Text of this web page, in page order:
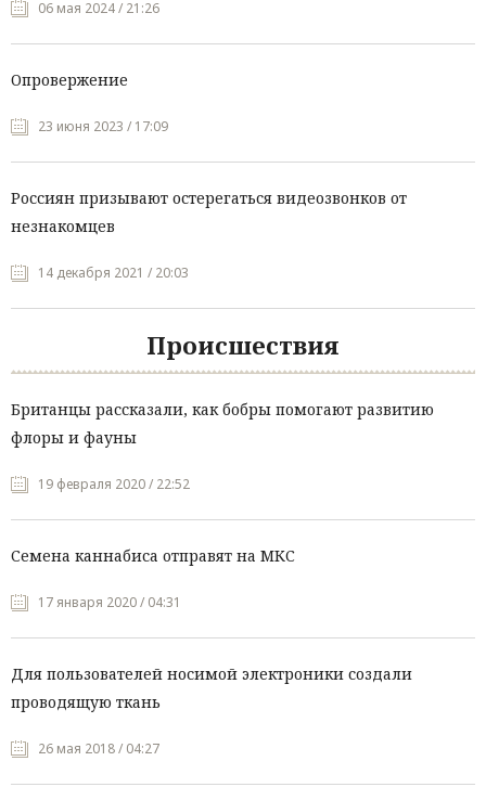
06 мая 2024 / 21:26
Опровержение
23 июня 2023 / 17:09
Россиян призывают остерегаться видеозвонков от
незнакомцев
14 декабря 2021 / 20:03
Происшествия
Британцы рассказали, как бобры помогают развитию
флоры и фауны
19 февраля 2020 / 22:52
Семена каннабиса отправят на МКС
17 января 2020 / 04:31
Для пользователей носимой электроники создали
проводящую ткань
26 мая 2018 / 04:27